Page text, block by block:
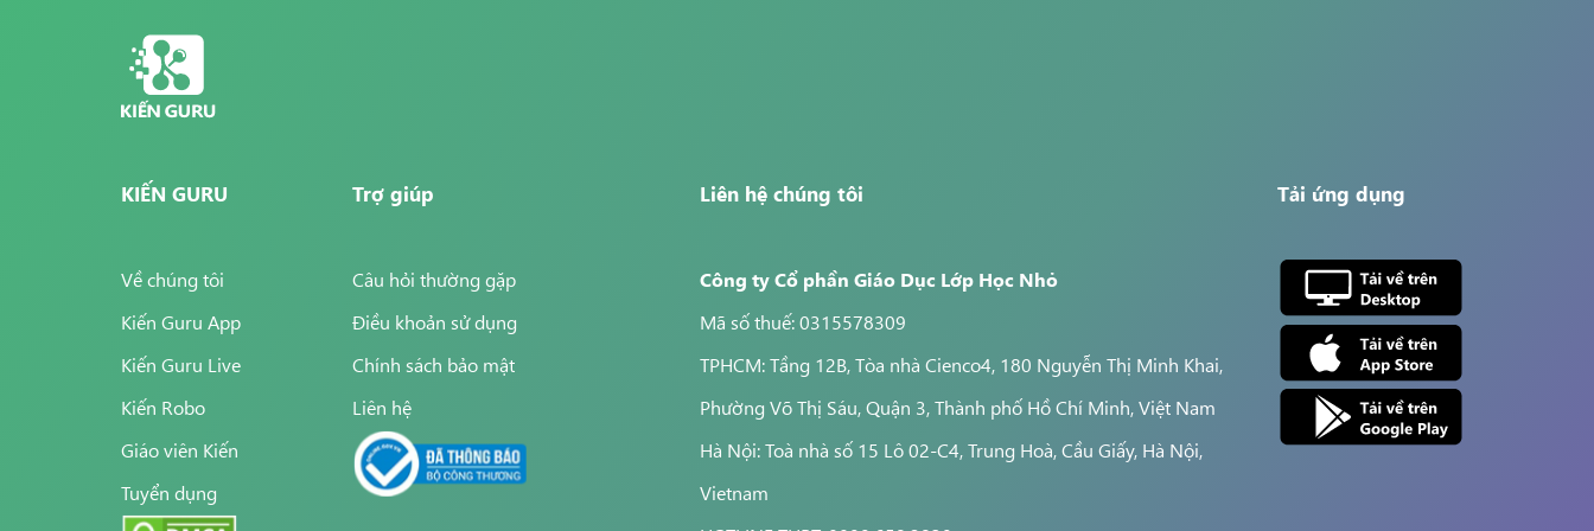
KIẾN GURU
Về chúng tôi
Kiến Guru App
Kiến Guru Live
Kiến Robo
Giáo viên Kiến
Tuyển dụng
Trợ giúp
Câu hỏi thường gặp
Điều khoản sử dụng
Chính sách bảo mật
Liên hệ
Liên hệ chúng tôi
Công ty Cổ phần Giáo Dục Lớp Học Nhỏ
Mã số thuế: 0315578309
TPHCM: Tầng 12B, Tòa nhà Cienco4, 180 Nguyễn Thị Minh Khai,
Phường Võ Thị Sáu, Quận 3, Thành phố Hồ Chí Minh, Việt Nam
Hà Nội: Toà nhà số 15 Lô 02-C4, Trung Hoà, Cầu Giấy, Hà Nội,
Vietnam
Tải ứng dụng